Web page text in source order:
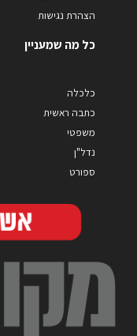
הצהרת נגישות
כל מה שמעניין
כלכלה
כתבה ראשית
משפטי
נדל"ן
ספורט